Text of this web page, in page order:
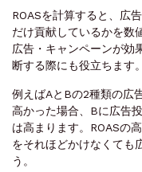
ROASを計算すると、広
だけ貢献しているかを数
広告・キャンペーンが効
断する際にも役立ちます。
例えばAとBの2種類の広
高かった場合、Bに広告
は高まります。ROASの
をそれほどかけなくても
う。